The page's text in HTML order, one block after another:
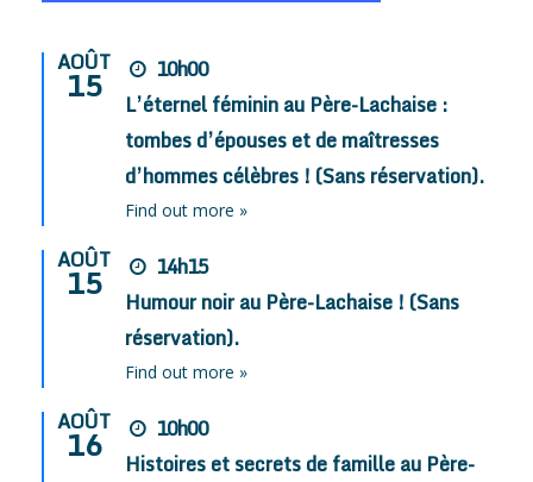
AOÛT
15
10h00
L’éternel féminin au Père-Lachaise :
tombes d’épouses et de maîtresses
d’hommes célèbres ! (Sans réservation).
Find out more »
AOÛT
15
14h15
Humour noir au Père-Lachaise ! (Sans
réservation).
Find out more »
AOÛT
16
10h00
Histoires et secrets de famille au Père-